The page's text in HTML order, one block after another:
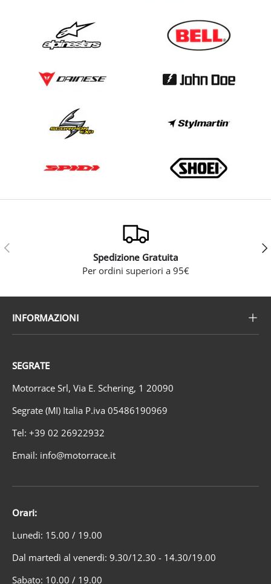
Indietro
Spedizione Gratuita
Per ordini superiori a 95€
INFORMAZIONI
SEGRATE
Motorrace Srl, Via E. Schering, 1 20090
Segrate (MI) Italia P.iva 05486190969
Tel: +39 02 26922932
Email: info@motorrace.it
Orari:
Lunedì: 15.00 / 19.00
Dal martedì al venerdì: 9.30/12.30 - 14.30/19.00
Sabato: 10.00 / 19.00